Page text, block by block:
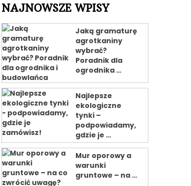
NAJNOWSZE WPISY
Jaką gramaturę
agrotkaniny
wybrać?
Poradnik dla
ogrodnika …
Najlepsze
ekologiczne
tynki –
podpowiadamy,
gdzie je …
Mur oporowy a
warunki
gruntowe – na …